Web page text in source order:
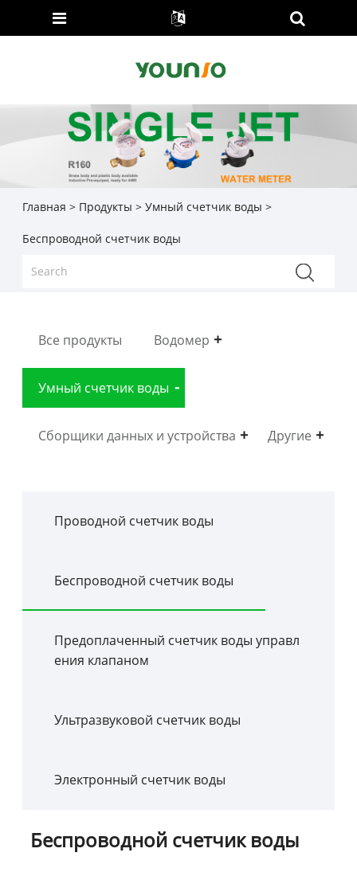
Главная > Продукты > Умный счетчик воды >
Беспроводной счетчик воды
Все продукты Водомер
Умный счетчик воды
Сборщики данных и устройства Другие
Проводной счетчик воды
Беспроводной счетчик воды
Предоплаченный счетчик воды управл
ения клапаном
Ультразвуковой счетчик воды
Электронный счетчик воды
Беспроводной счетчик воды